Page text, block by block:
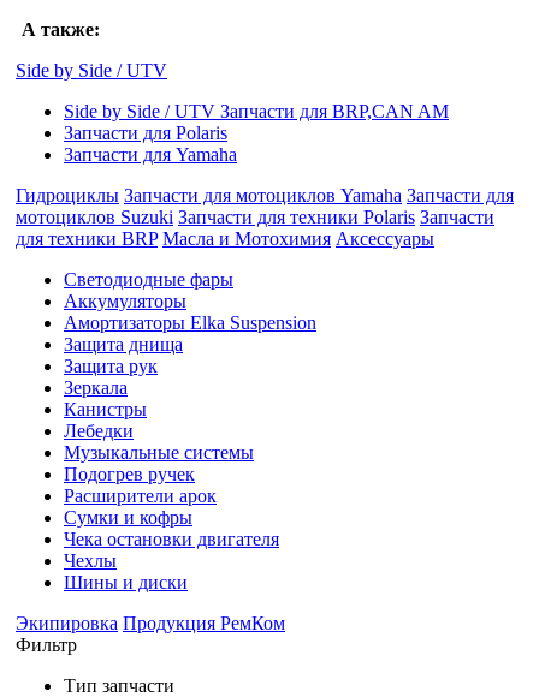
А также:
Side by Side / UTV
Side by Side / UTV Запчасти для BRP,CAN AM
Запчасти для Polaris
Запчасти для Yamaha
Гидроциклы Запчасти для мотоциклов Yamaha Запчасти для
мотоциклов Suzuki Запчасти для техники Polaris Запчасти
для техники BRP Масла и Мотохимия Аксессуары
Cветодиодные фары
Аккумуляторы
Амортизаторы Elka Suspension
Защита днища
Защита рук
Зеркала
Канистры
Лебедки
Музыкальные системы
Подогрев ручек
Расширители арок
Сумки и кофры
Чека остановки двигателя
Чехлы
Шины и диски
Экипировка Продукция РемКом
Фильтр
Тип запчасти